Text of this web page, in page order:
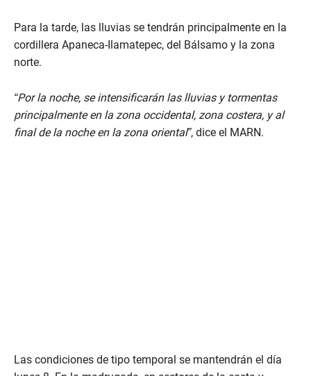
Para la tarde, las lluvias se tendrán principalmente en la
cordillera Apaneca-Ilamatepec, del Bálsamo y la zona
norte.
“Por la noche, se intensificarán las lluvias y tormentas
principalmente en la zona occidental, zona costera, y al
final de la noche en la zona oriental”, dice el MARN.
Las condiciones de tipo temporal se mantendrán el día